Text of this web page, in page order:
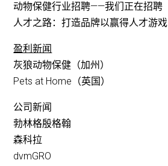
动物保健行业招聘——我们正在招聘
人才之路：打造品牌以赢得人才游戏
盈利新闻
灰狼动物保健（加州）
Pets at Home（英国）
公司新闻
勃林格殷格翰
森科拉
dvmGRO